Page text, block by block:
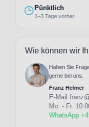
Pünktlich
1–3 Tage vorher
Wie können wir
Haben Sie
gerne bei uns.
Franz Helmer
E-Mail
Mo. - Fr.
WhatsApp